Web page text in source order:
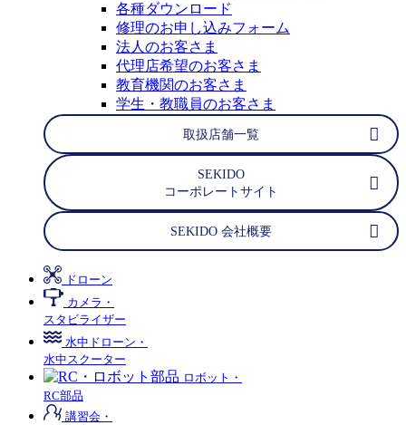
各種ダウンロード
修理のお申し込みフォーム
法人のお客さま
代理店希望のお客さま
教育機関のお客さま
学生・教職員のお客さま
取扱店舗一覧
SEKIDO
コーポレートサイト
SEKIDO 会社概要
ドローン
カメラ・
スタビライザー
水中ドローン・
水中スクーター
ロボット・
RC部品
講習会・